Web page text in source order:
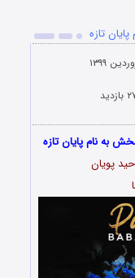
تازه
به نام پایان تازه
پویان